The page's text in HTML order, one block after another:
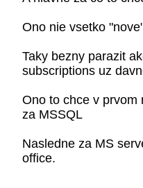
Ono nie vsetko
Taky bezny parazit
subscriptions uz
Ono to chce v prvom
za MSSQL
Nasledne za MS
office.